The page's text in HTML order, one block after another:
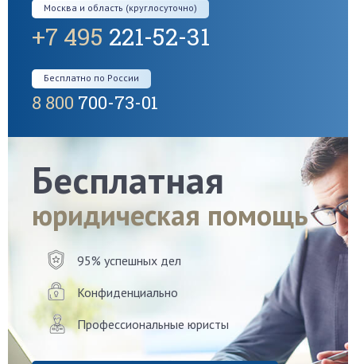
Москва и область (круглосуточно)
+7 495 221-52-31
Бесплатно по России
8 800 700-73-01
Бесплатная
юридическая помощь
95% успешных дел
Конфиденциально
Профессиональные юристы